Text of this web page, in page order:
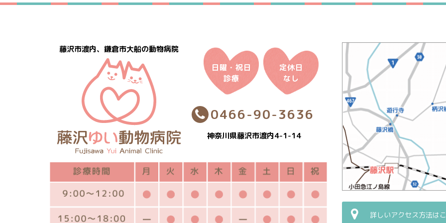
藤沢市渡内、鎌倉市大船の動物病院
日曜・祝日
診療
定休日
なし
0466-90-3636
神奈川県藤沢市渡内4-1-14
詳しいアクセス方法は